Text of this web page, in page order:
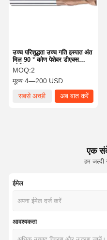
गुणवत्ता नियंत्रण हमसे संपर्क करें
गन ड्रिल
बीटीए ड्रिलिंग
उच्च परिशुद्धता उच्च गति इस्पात अंत
मिल 90 ° कोण पेशेवर डीएक्स
कोटिंग
MOQ:2
मूल्य:4—200 USD
सबसे अच्छी
अब बात करें
एक
हम जल्दी
ईमेल
आवश्यकता